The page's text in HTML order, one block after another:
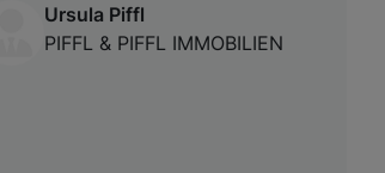
Ursula Piffl
PIFFL & PIFFL IMMOBILIEN